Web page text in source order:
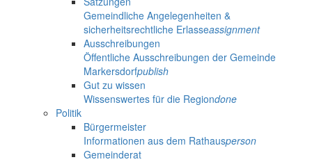
Gemeindliche Angelegenheiten &
sicherheitsrechtliche Erlasseassignment
Ausschreibungen
Öffentliche Ausschreibungen der Gemeinde
Markersdorfpublish
Gut zu wissen
Wissenswertes für die Regiondone
Politik
Bürgermeister
Informationen aus dem Rathausperson
Gemeinderat